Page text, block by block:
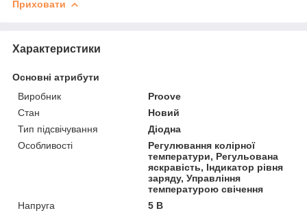
Приховати
Характеристики
Основні атрибути
Виробник
Proove
Стан
Новий
Тип підсвічування
Діодна
Особливості
Регулювання колірної
температури, Регульована
яскравість, Індикатор рівня
заряду, Управління
температурою свічення
Напруга
5 В